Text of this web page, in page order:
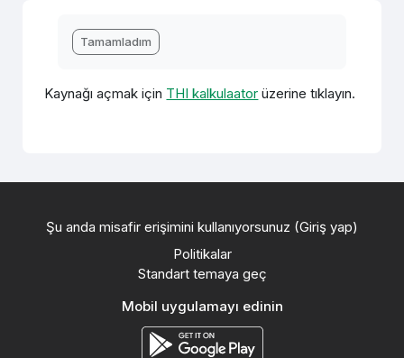
Tamamladım
Kaynağı açmak için THI kalkulaator üzerine tıklayın.
Şu anda misafir erişimini kullanıyorsunuz (Giriş yap)
Politikalar
Standart temaya geç
Mobil uygulamayı edinin